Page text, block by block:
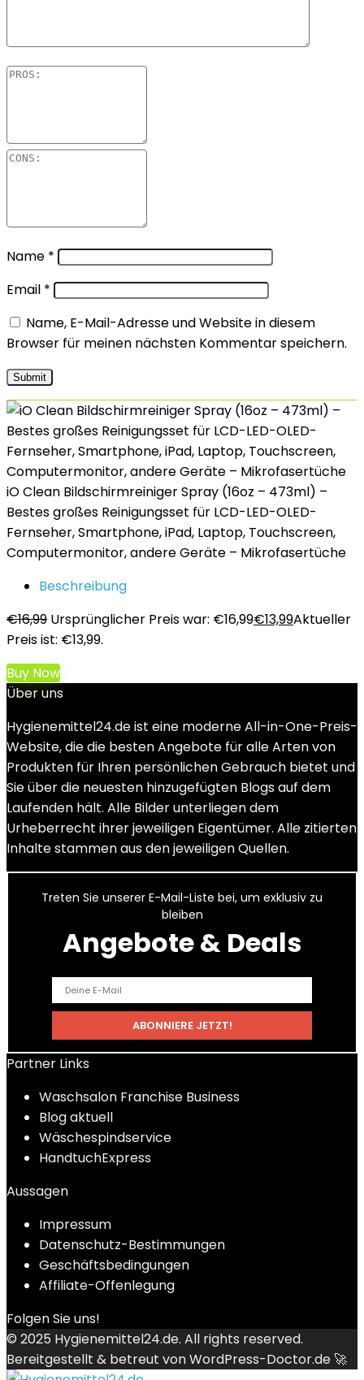
Name *
Email *
Name, E-Mail-Adresse und Website in diesem
Browser für meinen nächsten Kommentar speichern.
iO Clean Bildschirmreiniger Spray (16oz – 473ml) –
Bestes großes Reinigungsset für LCD-LED-OLED-
Fernseher, Smartphone, iPad, Laptop, Touchscreen,
Computermonitor, andere Geräte – Mikrofasertüche
Beschreibung
€16,99 Ursprünglicher Preis war: €16,99€13,99Aktueller
Preis ist: €13,99.
Buy Now
Über uns
Hygienemittel24.de ist eine moderne All-in-One-Preis-
Website, die die besten Angebote für alle Arten von
Produkten für Ihren persönlichen Gebrauch bietet und
Sie über die neuesten hinzugefügten Blogs auf dem
Laufenden hält. Alle Bilder unterliegen dem
Urheberrecht ihrer jeweiligen Eigentümer. Alle zitierten
Inhalte stammen aus den jeweiligen Quellen.
Treten Sie unserer E-Mail-Liste bei, um exklusiv zu
bleiben
Angebote & Deals
Partner Links
Waschsalon Franchise Business
Blog aktuell
Wäschespindservice
HandtuchExpress
Aussagen
Impressum
Datenschutz-Bestimmungen
Geschäftsbedingungen
Affiliate-Offenlegung
Folgen Sie uns!
© 2025 Hygienemittel24.de. All rights reserved.
Bereitgestellt & betreut vonWordPress-Doctor.de 🚀